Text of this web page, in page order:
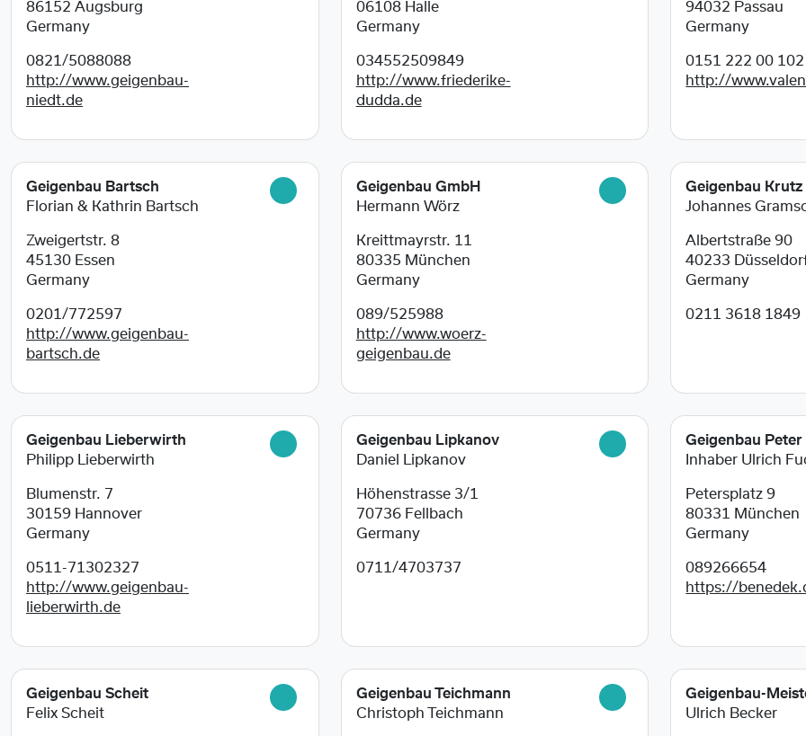
86152 Augsburg
Germany
0821/5088088
http://www.geigenbau-
niedt.de
06108 Halle
Germany
034552509849
http://www.friederike-
dudda.de
94032 Passau
Germany
0151 222 00 102
http://
Geigenbau Bartsch
Florian & Kathrin Bartsch
Zweigertstr. 8
45130 Essen
Germany
0201/772597
http://www.geigenbau-
bartsch.de
Geigenbau GmbH
Hermann Wörz
Kreittmayrstr. 11
80335 München
Germany
089/525988
http://www.woerz-
geigenbau.de
Geigenbau Krutz
Johannes
Albertstraße 90
40233
Germany
0211 3618 1849
Geigenbau Lieberwirth
Philipp Lieberwirth
Blumenstr. 7
30159 Hannover
Germany
0511-71302327
http://www.geigenbau-
lieberwirth.de
Geigenbau Lipkanov
Daniel Lipkanov
Höhenstrasse 3/1
70736 Fellbach
Germany
0711/4703737
Geigenbau Peter
Inhaber Ulrich
Petersplatz 9
80331
München
Germany
089266654
https://
Geigenbau Scheit
Felix Scheit
Geigenbau Teichmann
Christoph Teichmann
Geigenbau-
Ulrich Becker